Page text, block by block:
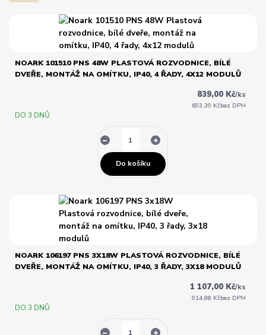
NOARK 101510 PNS 48W PLASTOVÁ ROZVODNICE, BÍLÉ
DVEŘE, MONTÁŽ NA OMÍTKU, IP40, 4 ŘADY, 4X12 MODULŮ
839,00 Kč/ks
693,39 Kčbez DPH
DO 3 DNŮ
Do košíku
NOARK 106197 PNS 3X18W PLASTOVÁ ROZVODNICE, BÍLÉ
DVEŘE, MONTÁŽ NA OMÍTKU, IP40, 3 ŘADY, 3X18 MODULŮ
1 107,00 Kč/ks
914,88 Kčbez DPH
DO 3 DNŮ